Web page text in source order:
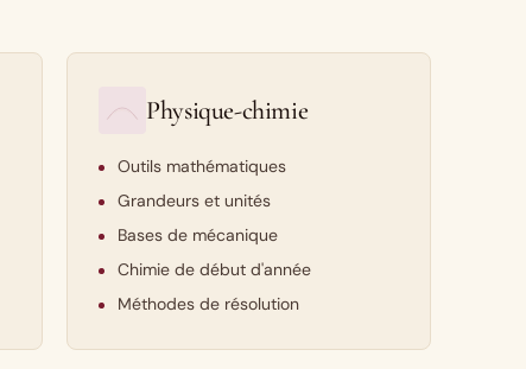
Physique-chimie
Outils mathématiques
Grandeurs et unités
Bases de mécanique
Chimie de début d'année
Méthodes de résolution